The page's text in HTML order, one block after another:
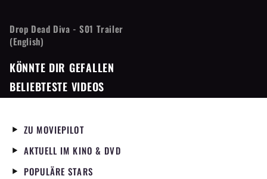
Drop Dead Diva - S01 Trailer
(English)
KÖNNTE DIR GEFALLEN
BELIEBTESTE VIDEOS
ZU MOVIEPILOT
AKTUELL IM KINO & DVD
POPULÄRE STARS